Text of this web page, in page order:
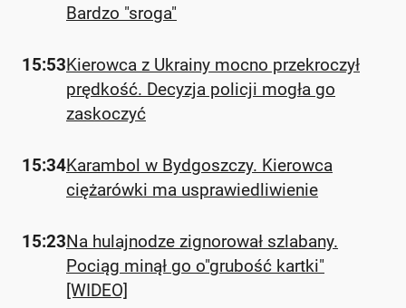
Bardzo "sroga"
15:53Kierowca z Ukrainy mocno przekroczył
prędkość. Decyzja policji mogła go
zaskoczyć
15:34Karambol w Bydgoszczy. Kierowca
ciężarówki ma usprawiedliwienie
15:23Na hulajnodze zignorował szlabany.
Pociąg minął go o"grubość kartki"
[WIDEO]